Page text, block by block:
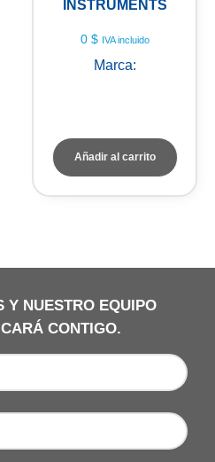
INSTRUMENTS
0 $ IVA incluido
Marca:
Añadir al carrito
Y NUESTRO EQUIPO
CONTIGO.